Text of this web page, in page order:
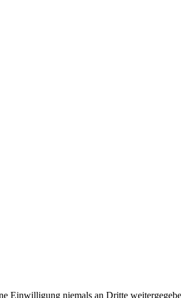
Einwilligung niemals an Dritte